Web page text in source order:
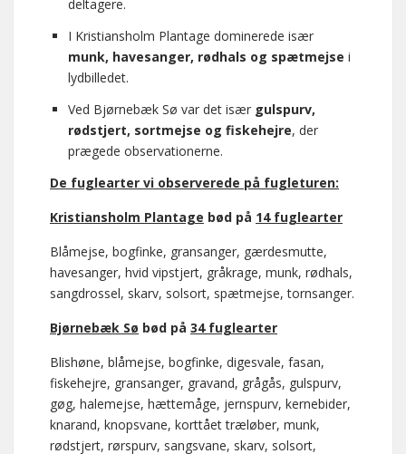
deltagere.
I Kristiansholm Plantage dominerede især
munk, havesanger, rødhals og spætmejse i
lydbilledet.
Ved Bjørnebæk Sø var det især gulspurv,
rødstjert, sortmejse og fiskehejre, der
prægede observationerne.
De fuglearter vi observerede på fugleturen:
Kristiansholm Plantage bød på 14 fuglearter
Blåmejse, bogfinke, gransanger, gærdesmutte,
havesanger, hvid vipstjert, gråkrage, munk, rødhals,
sangdrossel, skarv, solsort, spætmejse, tornsanger.
Bjørnebæk Sø bød på 34 fuglearter
Blishøne, blåmejse, bogfinke, digesvale, fasan,
fiskehejre, gransanger, gravand, grågås, gulspurv,
gøg, halemejse, hættemåge, jernspurv, kernebider,
knarand, knopsvane, korttået træløber, munk,
rødstjert, rørspurv, sangsvane, skarv, solsort,